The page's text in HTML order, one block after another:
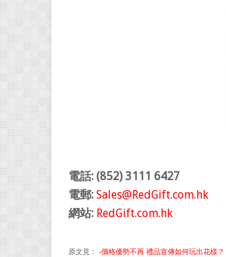
電話: (852) 3111 6427
電郵: Sales@RedGift.com.hk
網站: RedGift.com.hk
原文見： -價格優勢不再 禮品宣傳如何玩出花樣？